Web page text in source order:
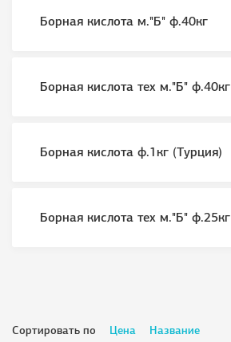
Борная кислота м."Б" ф.40кг
Борная кислота тех м."Б" ф.40кг
Борная кислота ф.1кг (Турция)
Борная кислота тех м."Б" ф.25кг
Сортировать по Цена Название